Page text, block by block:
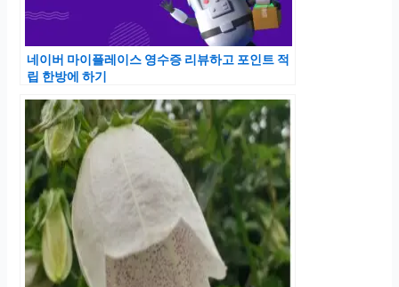
네이버 마이플레이스 영수증 리뷰하고 포인트 적
립 한방에 하기